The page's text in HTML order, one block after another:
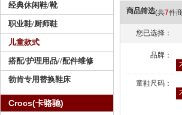
商品筛选(共7件
您已选择：
品牌：
童鞋尺码：
经典休闲鞋/靴
职业鞋/厨师鞋
儿童款式
搭配/护理用品//配件维修
勃肯专用替换鞋床
Crocs(卡骆驰)